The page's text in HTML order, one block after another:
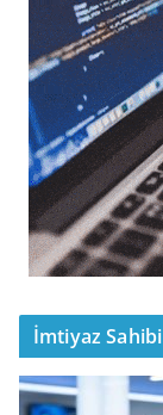
İmtiyaz